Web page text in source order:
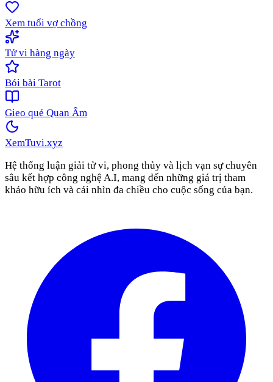
Xem tuổi vợ chồng
Tử vi hàng ngày
Bói bài Tarot
Gieo quẻ Quan Âm
XemTuvi.xyz
Hệ thống luận giải tử vi, phong thủy và lịch vạn sự chuyên
sâu kết hợp công nghệ A.I, mang đến những giá trị tham
khảo hữu ích và cái nhìn đa chiều cho cuộc sống của bạn.